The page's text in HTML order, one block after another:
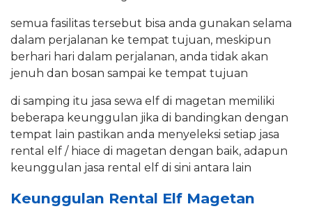
semua fasilitas tersebut bisa anda gunakan selama
dalam perjalanan ke tempat tujuan, meskipun
berhari hari dalam perjalanan, anda tidak akan
jenuh dan bosan sampai ke tempat tujuan
di samping itu jasa sewa elf di magetan memiliki
beberapa keunggulan jika di bandingkan dengan
tempat lain pastikan anda menyeleksi setiap jasa
rental elf / hiace di magetan dengan baik, adapun
keunggulan jasa rental elf di sini antara lain
Keunggulan Rental Elf Magetan